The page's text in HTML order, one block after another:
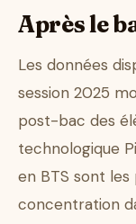
Après le
Les données
session 2025
post-bac des
technologique
en BTS sont
concentration